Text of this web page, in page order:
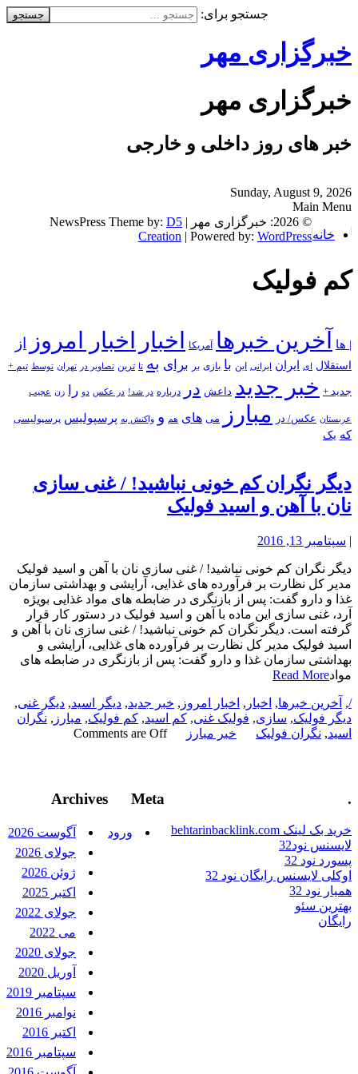
جستجو برای:
خبرگزاری مهر
خبرگزاری مهر
خبر های روز داخلی و خارجی
Sunday, August 9, 2026
Main Menu
خانه
کم فولیک
| ها آخرین خبرها آمریکا اخبار اخبار امروز از
استقلال ای ایران ایرانی این با بازی بر برای به تا ترین تصاویر در تهران توسط تیم +
جدید + خبر جدید داعش در درباره در شد! در عکس دو را زن عجیب
عربستان عکس/ در مبارز می های هم و واکنش به پرسپولیس پرسپولیسی
که یک
دیگر نگران کم خونی نباشید! / غنی سازی
نان با آهن و اسید فولیک
| سپتامبر 13, 2016
دیگر نگران کم خونی نباشید! / غنی سازی نان با آهن و اسید فولیک
مدیر کل نظارت بر فرآورده های غذایی، آرایشی و بهداشتی سازمان
غذا و دارو گفت: پس از بازنگری در ضابطه های مواد غذایی بویژه
آرد، غنی سازی این ماده با آهن و اسید فولیک در دستور کار قرار
گرفته است. دیگر نگران کم خونی نباشید! / غنی سازی نان با آهن و
اسید فولیک مدیر کل نظارت بر فرآورده های غذایی، آرایشی و
بهداشتی سازمان غذا و دارو گفت: پس از بازنگری در ضابطه های
موادRead More
/
, آخرین خبرها, اخبار , اخبار امروز , خبر جدید, دیگر اسید, دیگر غنی,
دیگر فولیک, سازی, فولیک غنی, کم اسید, کم فولیک, مبارز , نگران
اسید, نگران فولیک خبر مبارز Comments are Off
Archives
آگوست 2026
جولای 2026
ژوئن 2026
اکتبر 2025
جولای 2022
می 2022
جولای 2020
آوریل 2020
سپتامبر 2019
نوامبر 2016
اکتبر 2016
سپتامبر 2016
Meta
ورود
.
خرید بک لینک behtarinbacklink.com
لایسنس نود32
پسورد نود 32
اوکلی لایسنس رایگان نود 32
همیار نود 32
بهترین سئو
رایگان
© 2026: خبرگزاری مهر | NewsPress Theme by:
D5
Creation | Powered by: WordPress